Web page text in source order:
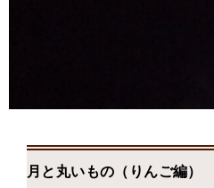
月と丸いもの（りんご編）